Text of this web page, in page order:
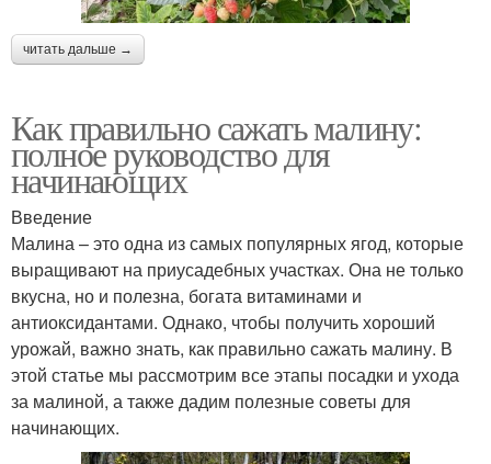
читать дальше →
Как правильно сажать малину:
полное руководство для
начинающих
Введение
Малина – это одна из самых популярных ягод, которые
выращивают на приусадебных участках. Она не только
вкусна, но и полезна, богата витаминами и
антиоксидантами. Однако, чтобы получить хороший
урожай, важно знать, как правильно сажать малину. В
этой статье мы рассмотрим все этапы посадки и ухода
за малиной, а также дадим полезные советы для
начинающих.